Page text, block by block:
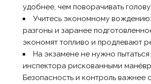
удобнее, чем поворачивать голову.
Учитесь экономному
разгоны и заранее
экономят топливо и продлевают
На экзамене не нужно пытаться
инспектора рискованными
Безопасность и контроль важнее